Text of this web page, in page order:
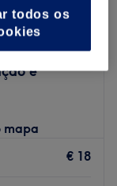
e
mapa
€ 18
todos os